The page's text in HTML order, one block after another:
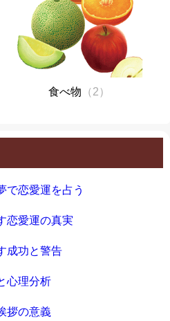
食べ物 （2）
で恋愛運を占う
恋愛運の真実
成功と警告
心理分析
拶の意義